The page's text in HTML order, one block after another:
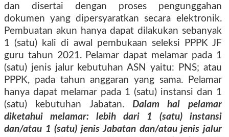
dan disertai dengan proses pengunggahan
dokumen yang dipersyaratkan secara elektronik.
Pembuatan akun hanya dapat dilakukan sebanyak
1 (satu) kali di awal pembukaan seleksi PPPK JF
guru tahun 2021. Pelamar dapat melamar pada 1
(satu) jenis jalur kebutuhan ASN yaitu: PNS; atau
PPPK, pada tahun anggaran yang sama. Pelamar
hanya dapat melamar pada 1 (satu) instansi dan 1
(satu) kebutuhan Jabatan. Dalam hal pelamar
diketahui melamar: lebih dari 1 (satu) instansi
dan/atau 1 (satu) jenis Jabatan dan/atau jenis jalur